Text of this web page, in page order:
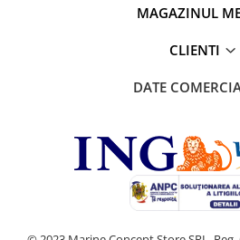
MAGAZINUL
CLIENTI
DATE